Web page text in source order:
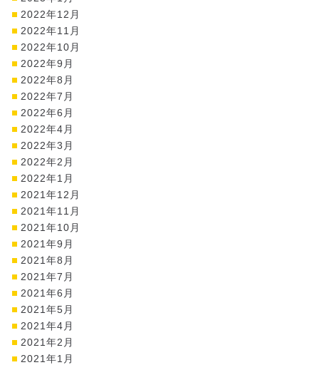
2022年12月
2022年11月
2022年10月
2022年9月
2022年8月
2022年7月
2022年6月
2022年4月
2022年3月
2022年2月
2022年1月
2021年12月
2021年11月
2021年10月
2021年9月
2021年8月
2021年7月
2021年6月
2021年5月
2021年4月
2021年2月
2021年1月